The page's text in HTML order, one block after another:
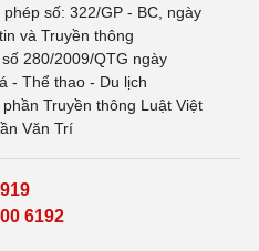
số: 322/GP - BC, ngày
và Truyền thông
280/2009/QTG ngày
- Thể thao - Du lịch
Truyền thông Luật Việt
Văn Trí
6192